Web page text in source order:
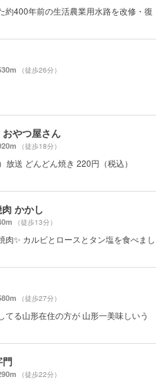
約400年前の生活農業用水路を改修・復
（徒歩26分）
やつ屋さん
（徒歩18分）
送 どんどん焼き 220円（税込）
かかし
（徒歩13分）
肉✨ カルビとロースとタン塩を食べまし
（徒歩27分）
てる山形在住の方が 山形一美味しいう
門
（徒歩22分）